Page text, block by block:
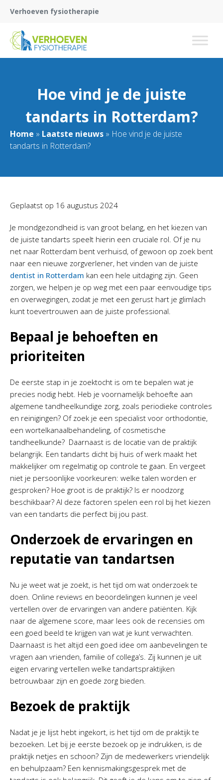
Verhoeven fysiotherapie
Hoe vind je de juiste
tandarts in Rotterdam?
Home » Laatste nieuws » Hoe vind je de juiste
tandarts in Rotterdam?
Geplaatst op 16 augustus 2024
Je mondgezondheid is van groot belang, en het kiezen van
de juiste tandarts speelt hierin een cruciale rol. Of je nu
net naar Rotterdam bent verhuisd, of gewoon op zoek bent
naar een nieuwe zorgverlener, het vinden van de juiste
dentist in Rotterdam kan een hele uitdaging zijn. Geen
zorgen, we helpen je op weg met een paar eenvoudige tips
en overwegingen, zodat je met een gerust hart je glimlach
kunt toevertrouwen aan de juiste professional.
Bepaal je behoeften en
prioriteiten
De eerste stap in je zoektocht is om te bepalen wat je
precies nodig hebt. Heb je voornamelijk behoefte aan
algemene tandheelkundige zorg, zoals periodieke controles
en reinigingen? Of zoek je een specialist voor orthodontie,
een wortelkanaalbehandeling, of cosmetische
tandheelkunde? Daarnaast is de locatie van de praktijk
belangrijk. Een tandarts dicht bij huis of werk maakt het
makkelijker om regelmatig op controle te gaan. En vergeet
niet je persoonlijke voorkeuren: welke talen worden er
gesproken? Hoe groot is de praktijk? Is er noodzorg
beschikbaar? Al deze factoren spelen een rol bij het kiezen
van een tandarts die perfect bij jou past.
Onderzoek de ervaringen en
reputatie van tandartsen
Nu je weet wat je zoekt, is het tijd om wat onderzoek te
doen. Online reviews en beoordelingen kunnen je veel
vertellen over de ervaringen van andere patiënten. Kijk
naar de algemene score, maar lees ook de recensies om
een goed beeld te krijgen van wat je kunt verwachten.
Daarnaast is het altijd een goed idee om aanbevelingen te
vragen aan vrienden, familie of collega’s. Zij kunnen je uit
eigen ervaring vertellen welke tandartspraktijken
betrouwbaar zijn en goede zorg bieden.
Bezoek de praktijk
Nadat je je lijst hebt ingekort, is het tijd om de praktijk te
bezoeken. Let bij je eerste bezoek op je indrukken, is de
praktijk netjes en schoon? Zijn de medewerkers vriendelijk
en behulpzaam? Een kennismakingsgesprek met de